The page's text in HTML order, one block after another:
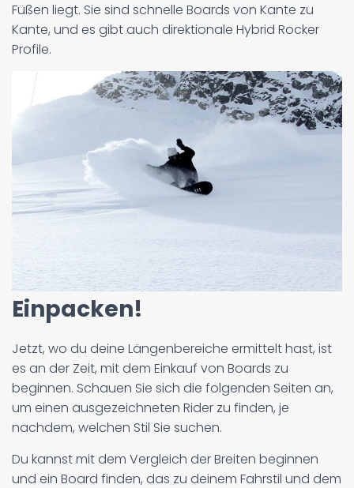
Füßen liegt. Sie sind schnelle Boards von Kante zu
Kante, und es gibt auch direktionale Hybrid Rocker
Profile.
Einpacken!
Jetzt, wo du deine Längenbereiche ermittelt hast, ist
es an der Zeit, mit dem Einkauf von Boards zu
beginnen. Schauen Sie sich die folgenden Seiten an,
um einen ausgezeichneten Rider zu finden, je
nachdem, welchen Stil Sie suchen.
Du kannst mit dem Vergleich der Breiten beginnen
und ein Board finden, das zu deinem Fahrstil und dem